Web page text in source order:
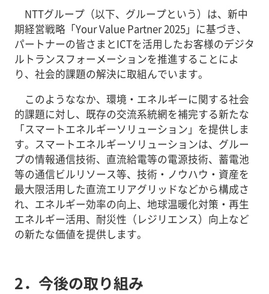
NTTグループ（以下、グループという）は、新中
期経営戦略「Your Value Partner 2025」に基づき、
パートナーの皆さまとICTを活用したお客様のデジタ
ルトランスフォーメーションを推進することによ
り、社会的課題の解決に取組んでいます。
このようななか、環境・エネルギーに関する社会
的課題に対し、既存の交流系統網を補完する新たな
「スマートエネルギーソリューション」を提供しま
す。スマートエネルギーソリューションは、グルー
プの情報通信技術、直流給電等の電源技術、蓄電池
等の通信ビルリソース等、技術・ノウハウ・資産を
最大限活用した直流エリアグリッドなどから構成さ
れ、エネルギー効率の向上、地球温暖化対策・再生
エネルギー活用、耐災性（レジリエンス）向上など
の新たな価値を提供します。
2．今後の取り組み